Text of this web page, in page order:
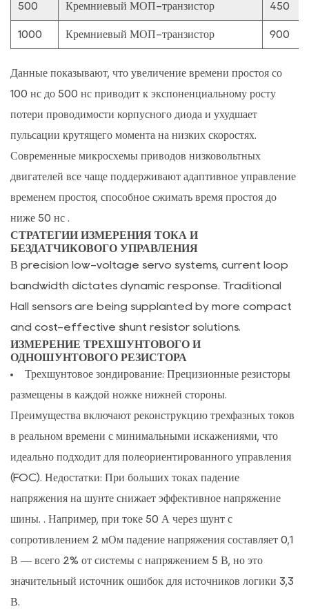
Граница
проникновения
широкозонных
напряжении
7.1
Скачок
эффективности
с
использованием
GaN
в
высокоскоростных
низковольтных
двигателях
7.2
Компромиссы
между
стоимостью
и
воротами
500 Кремниевый МОП-транзистор 450
1000 Кремниевый МОП-транзистор 900
Данные показывают, что увеличение времени простоя со
100 нс до 500 нс приводит к экспоненциальному росту
потери проводимости корпусного диода и ухудшает
пульсации крутящего момента на низких скоростях.
Современные микросхемы приводов низковольтных
двигателей все чаще поддерживают адаптивное управление
временем простоя, способное сжимать время простоя до
ниже 50 нс .
СТРАТЕГИИ ИЗМЕРЕНИЯ ТОКА И
БЕЗДАТЧИКОВОГО УПРАВЛЕНИЯ
В precision low-voltage servo systems, current loop
bandwidth dictates dynamic response. Traditional
Hall sensors are being supplanted by more compact
and cost-effective shunt resistor solutions.
ИЗМЕРЕНИЕ ТРЕХШУНТОВОГО И
ОДНОШУНТОВОГО РЕЗИСТОРА
Трехшунтовое зондирование: Прецизионные резисторы
размещены в каждой ножке нижней стороны.
Преимущества включают реконструкцию трехфазных токов
в реальном времени с минимальными искажениями, что
идеально подходит для полеориентированного управления
(FOC). Недостатки: При больших токах падение
напряжения на шунте снижает эффективное напряжение
шины. . Например, при токе 50 А через шунт с
сопротивлением 2 мОм падение напряжения составляет 0,1
В — всего 2% от системы с напряжением 5 В, но это
значительный источник ошибок для источников логики 3,3
В.